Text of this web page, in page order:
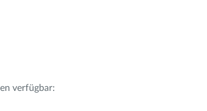
verfügbar: